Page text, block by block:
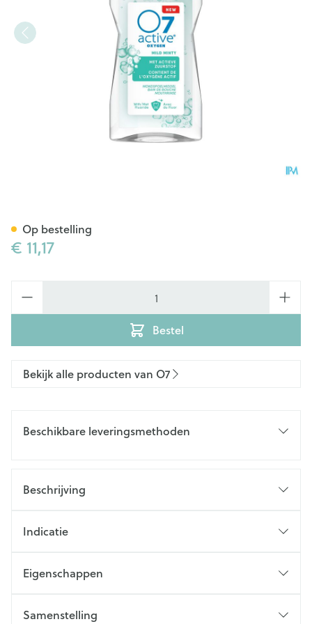
€ 11,17
Bestel
Op bestelling
Bekijk alle producten van O7
Beschikbare leveringsmethoden
Beschrijving
Indicatie
Eigenschappen
Samenstelling